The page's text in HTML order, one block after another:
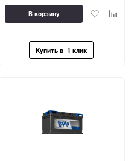
Добавить
В корзину